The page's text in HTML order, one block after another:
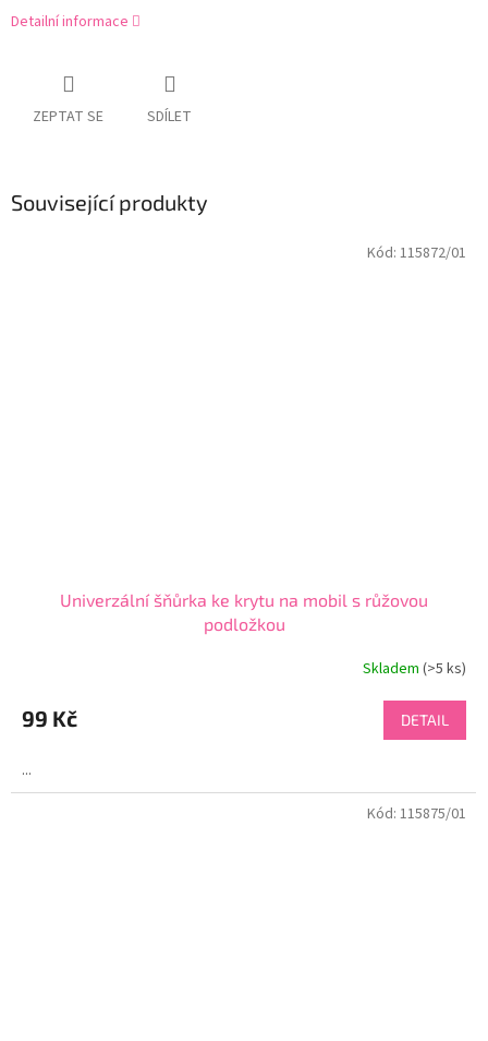
Detailní informace
ZEPTAT SE SDÍLET
Související produkty
Univerzální šňůrka ke krytu na mobil s růžovou
podložkou
Skladem (>5 ks)
99 Kč DETAIL
...
Kód: 115872/01
Kód: 115875/01